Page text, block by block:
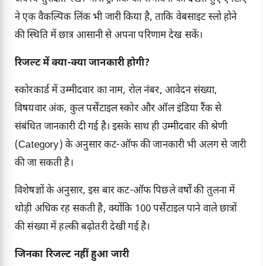
ने एक वैकल्पिक लिंक भी जारी किया है, ताकि वेबसाइट स्लो होने
की स्थिति में छात्र आसानी से अपना परिणाम देख सकें।
रिजल्ट में क्या-क्या जानकारी होगी?
स्कोरकार्ड में उम्मीदवार का नाम, रोल नंबर, आवेदन संख्या,
विषयवार अंक, कुल पर्सेंटाइल स्कोर और ऑल इंडिया रैंक से
संबंधित जानकारी दी गई है। इसके साथ ही उम्मीदवार की श्रेणी
(Category) के अनुसार कट-ऑफ की जानकारी भी अलग से जारी
की जा सकती है।
विशेषज्ञों के अनुसार, इस बार कट-ऑफ पिछले वर्षों की तुलना में
थोड़ी अधिक रह सकती है, क्योंकि 100 पर्सेंटाइल पाने वाले छात्रों
की संख्या में हल्की बढ़ोतरी देखी गई है।
जिनका रिजल्ट नहीं हुआ जारी